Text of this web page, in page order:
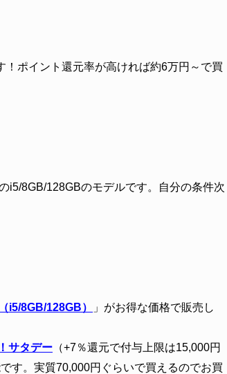
ポイント還元率が高ければ約6万円～で買
i5/8GB/128GBのモデルです。自分の条件次
i5/8GB/128GB）
」がお得な価格で販売し
サタデー （+7％還元で付与上限は15,000円
す。実質70,000円ぐらいで買えるのでお買